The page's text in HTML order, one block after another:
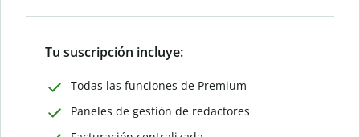
Tu suscripción incluye:
Todas las funciones de Premium
Paneles de gestión de redactores